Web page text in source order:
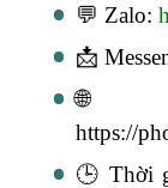
💬 Zalo:
📩
🌐
https://
🕒 Thời